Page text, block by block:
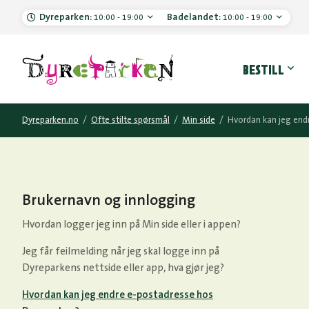
Dyreparken: 10:00 - 19:00 Badelandet: 10:00 - 19:00
BESTILL
Dyreparken.no / Ofte stilte spørsmål / Min side / Hvordan kan jeg
Brukernavn og innlogging
Hvordan logger jeg inn på Min side eller i appen?
Jeg får feilmelding når jeg skal logge inn på
Dyreparkens nettside eller app, hva gjør jeg?
Hvordan kan jeg endre e-postadresse hos